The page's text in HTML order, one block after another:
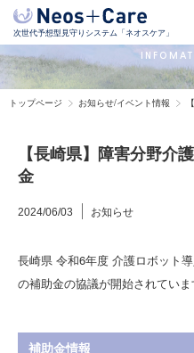
次世代予想型見守りシステム「ネオスケア」
お知らせ/
トップページ お知らせ/イベント情報
【長崎県】障害分野介
金
2024/06/03 お知らせ
長崎県 令和6年度 介護ロボット
の補助金の協議が開始されていま
補助金情報